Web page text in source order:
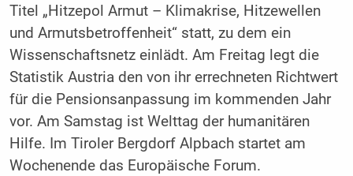
Titel „Hitzepol Armut – Klimakrise, Hitzewellen
und Armutsbetroffenheit“ statt, zu dem ein
Wissenschaftsnetz einlädt. Am Freitag legt die
Statistik Austria den von ihr errechneten Richtwert
für die Pensionsanpassung im kommenden Jahr
vor. Am Samstag ist Welttag der humanitären
Hilfe. Im Tiroler Bergdorf Alpbach startet am
Wochenende das Europäische Forum.